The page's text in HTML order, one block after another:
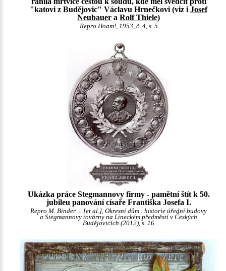
"katovi z Budějovic" Václavu Hrnečkovi (viz i Josef
Neubauer a Rolf Thiele)
Repro Hoam!, 1953, č. 4, s. 5
Ukázka práce Stegmannovy firmy - pamětní štít k 50.
jubileu panování císaře Františka Josefa I.
Repro M. Binder ... [et al.], Okresní dům : historie úřední budovy
a Stegmannovy továrny na Lineckém předměstí v Českých
Budějovicích (2012), s. 16